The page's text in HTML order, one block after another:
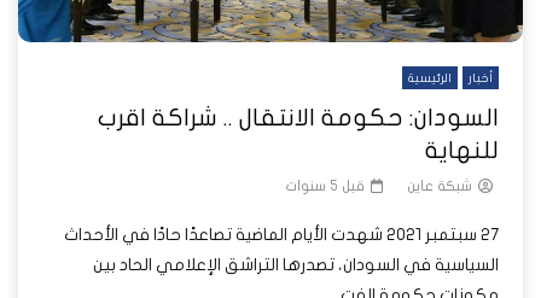
أخبار الرئيسية
السودان: حكومة الانتقال .. شراكة اقرب
للنهاية
شبكة عاين قبل 5 سنوات
27 سبتمبر 2021 شهدت الأيام الماضية تصاعدًا حادًا في الأحداث
السياسية في السودان، تصدرها التراشق الإعلامي الحاد بين